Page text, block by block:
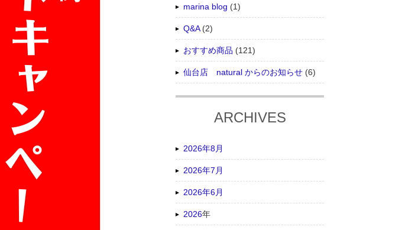
marina blog (1)
Q&A(2)
おすすめ商品 (121)
仙台店 natural からのお知らせ (6)
ARCHIVES
2026年8月
2026年7月
2026年6月
2026年